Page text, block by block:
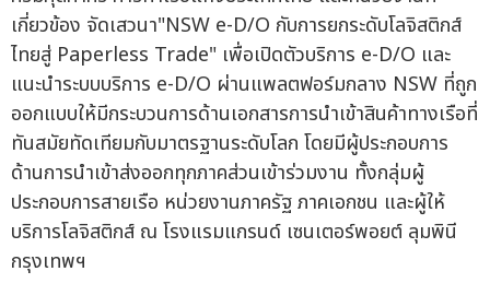
เกี่ยวข้อง จัดเสวนา"NSW e-D/O กับการยกระดับโลจิสติกส์
ไทยสู่ Paperless Trade" เพื่อเปิดตัวบริการ e-D/O และ
แนะนำระบบบริการ e-D/O ผ่านแพลตฟอร์มกลาง NSW ที่ถูก
ออกแบบให้มีกระบวนการด้านเอกสารการนำเข้าสินค้าทางเรือที่
ทันสมัยทัดเทียมกับมาตรฐานระดับโลก โดยมีผู้ประกอบการ
ด้านการนำเข้าส่งออกทุกภาคส่วนเข้าร่วมงาน ทั้งกลุ่มผู้
ประกอบการสายเรือ หน่วยงานภาครัฐ ภาคเอกชน และผู้ให้
บริการโลจิสติกส์ ณ โรงแรมแกรนด์ เซนเตอร์พอยต์ ลุมพินี
กรุงเทพฯ